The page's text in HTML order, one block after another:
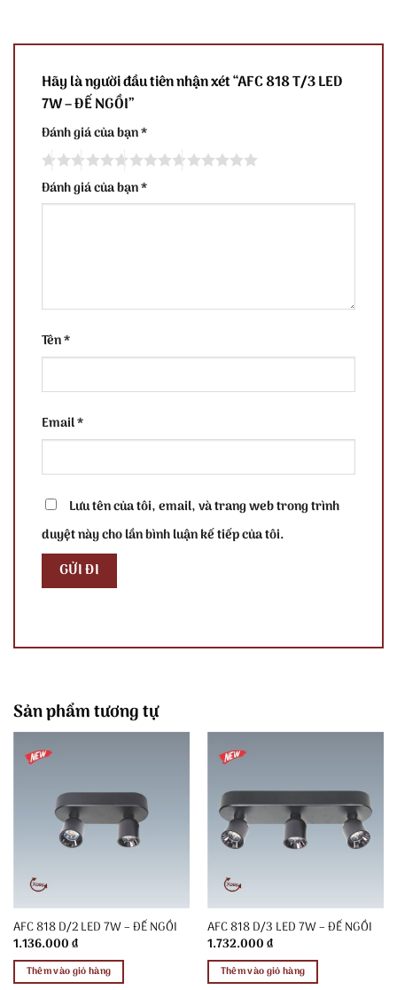
Hãy là người đầu tiên nhận xét “AFC 818 T/3 LED
7W – ĐẾ NGỒI”
Đánh giá của bạn*
Đánh giá của bạn*
Tên*
Email*
Lưu tên của tôi, email, và trang web trong trình
duyệt này cho lần bình luận kế tiếp của tôi.
Sản phẩm tương tự
AFC 818 D/2 LED 7W – ĐẾ NGỒI
1.136.000₫
Thêm vào giỏ hàng
AFC 818 D/3 LED 7W – ĐẾ NGỒI
1.732.000₫
Thêm vào giỏ hàng